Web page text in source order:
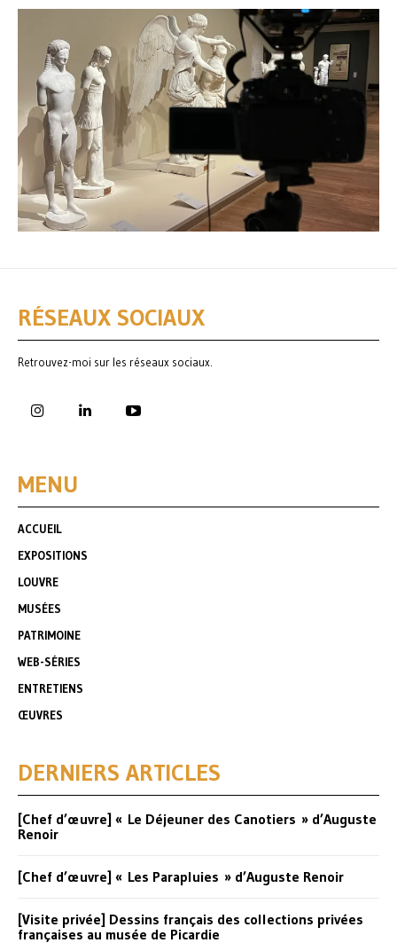
RÉSEAUX SOCIAUX
Retrouvez-moi sur les réseaux sociaux.
MENU
ACCUEIL
EXPOSITIONS
LOUVRE
MUSÉES
PATRIMOINE
WEB-SÉRIES
ENTRETIENS
ŒUVRES
DERNIERS ARTICLES
[Chef d’œuvre] « Le Déjeuner des Canotiers » d’Auguste
Renoir
[Chef d’œuvre] « Les Parapluies » d’Auguste Renoir
[Visite privée] Dessins français des collections privées
françaises au musée de Picardie